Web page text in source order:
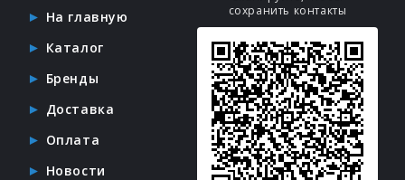
На главную
Каталог
Бренды
Доставка
Оплата
Новости
сохранить контакты